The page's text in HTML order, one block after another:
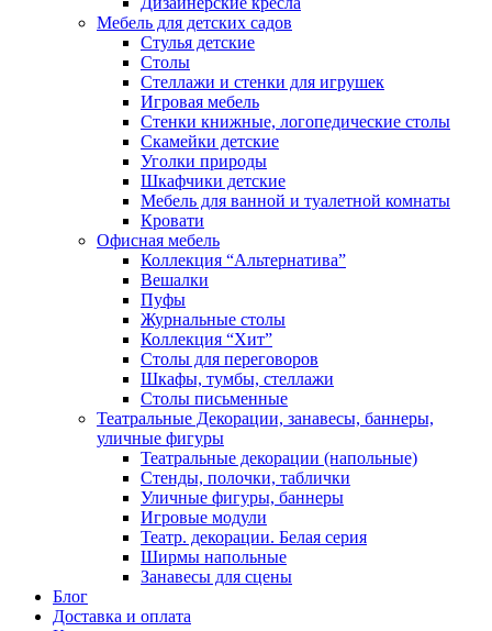
Мебель для детских садов
Стулья детские
Столы
Стеллажи и стенки для игрушек
Игровая мебель
Стенки книжные, логопедические столы
Скамейки детские
Уголки природы
Шкафчики детские
Мебель для ванной и туалетной комнаты
Кровати
Офисная мебель
Коллекция “Альтернатива”
Вешалки
Пуфы
Журнальные столы
Коллекция “Хит”
Столы для переговоров
Шкафы, тумбы, стеллажи
Столы письменные
Театральные Декорации, занавесы, баннеры,
уличные фигуры
Театральные декорации (напольные)
Стенды, полочки, таблички
Уличные фигуры, баннеры
Игровые модули
Театр. декорации. Белая серия
Ширмы напольные
Занавесы для сцены
Блог
Доставка и оплата